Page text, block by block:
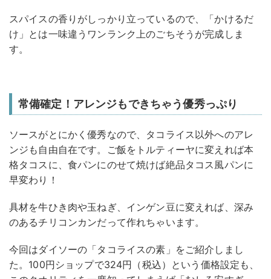
スパイスの香りがしっかり立っているので、「かけるだ
け」とは一味違うワンランク上のごちそうが完成しま
す。
常備確定！アレンジもできちゃう優秀っぷり
ソースがとにかく優秀なので、タコライス以外へのアレ
ンジも自由自在です。ご飯をトルティーヤに変えれば本
格タコスに、食パンにのせて焼けば絶品タコス風パンに
早変わり！
具材を牛ひき肉や玉ねぎ、インゲン豆に変えれば、深み
のあるチリコンカンだって作れちゃいます。
今回はダイソーの「タコライスの素」をご紹介しまし
た。100円ショップで324円（税込）という価格設定も、